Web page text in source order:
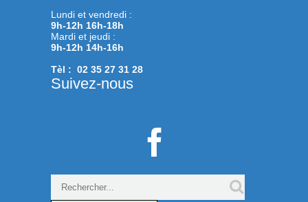
Lundi et vendredi :
9h-12h 16h-18h
Mardi et jeudi :
9h-12h 14h-16h
Tèl : 02 35 27 31 28
Suivez-nous
